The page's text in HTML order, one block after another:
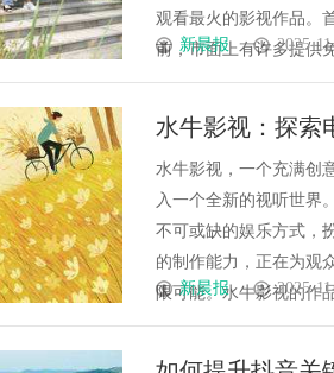
观看最火的影视作品。
前，市面上有许多提供
新晨报 2025-
水牛影视：探索
水牛影视，一个充满创
入一个全新的视听世界
不可或缺的娱乐方式，
的制作能力，正在为观
限可能。水牛影视的作
新晨报 2025-